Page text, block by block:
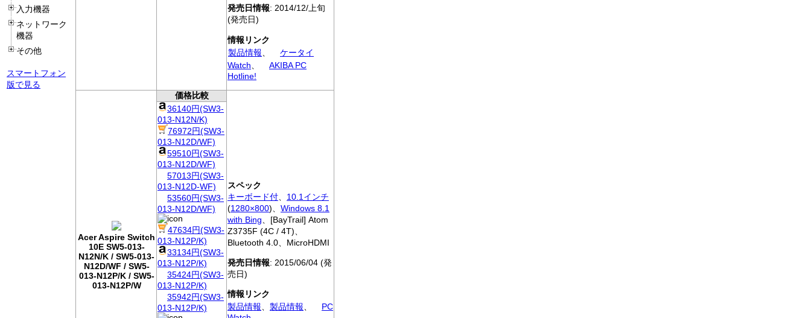
入力機器
ネットワーク
機器
その他
スマートフォン
版で見る
発売日情報: 2014/12/上旬
(発売日)
情報リンク
製品情報
ケータイ
Watch
AKIBA PC
Hotline!
Acer Aspire Switch
10E SW5-013-
N12N/K / SW5-013-
N12D/WF / SW5-
013-N12P/K / SW5-
013-N12P/W
価格比較
スペック
キーボード付
10.1インチ
(1280×800)、 Windows 8.1
with Bing 、[BayTrail] Atom
Z3735F (4C / 4T)、
Bluetooth 4.0、MicroHDMI
発売日情報: 2015/06/04 (発
売日)
情報リンク
製品情報、 製品情報、
PC
36140円(SW3-
013-N12N/K)
76972円(SW3-
013-N12D/WF)
59510円(SW3-
013-N12D/WF)
57013円(SW3-
013-N12D-WF)
53560円(SW3-
013-N12D/WF)
47634円(SW3-
013-N12P/K)
33134円(SW3-
013-N12P/K)
35424円(SW3-
013-N12P/K)
35942円(SW3-
013-N12P/K)